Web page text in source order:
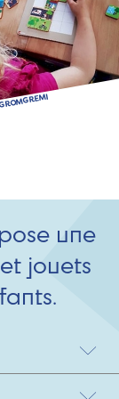
une
jouets